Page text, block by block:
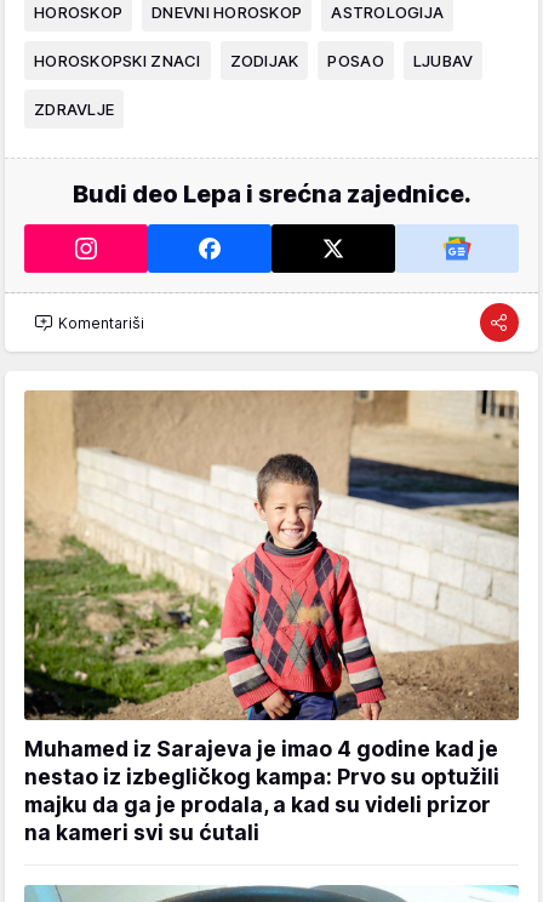
HOROSKOP DNEVNI HOROSKOP ASTROLOGIJA
HOROSKOPSKI ZNACI ZODIJAK POSAO LJUBAV
ZDRAVLJE
Budi deo Lepa i srećna zajednice.
Komentariši
Muhamed iz Sarajeva je imao 4 godine kad je
nestao iz izbegličkog kampa: Prvo su optužili
majku da ga je prodala, a kad su videli prizor
na kameri svi su ćutali